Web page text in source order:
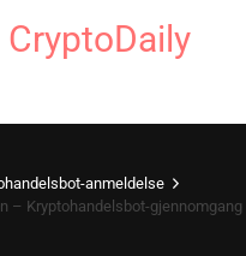
CryptoDaily
anmeldelse
– Kryptohandelsbot-gjennomgang